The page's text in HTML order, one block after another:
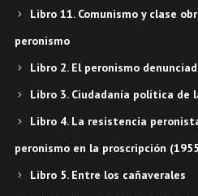
Libro 11. Comunismo y clase
peronismo
Libro 2. El peronismo
Libro 3. Ciudadanía política de
Libro 4. La resistencia
peronismo en la proscripción
Libro 5. Entre los cañaverales